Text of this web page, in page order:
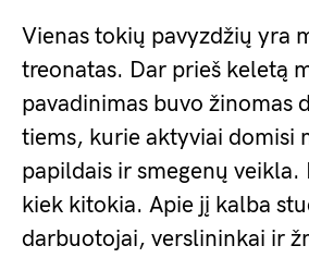
Vienas tokių pavyzdžių yra
treonatas. Dar prieš keletą
pavadinimas buvo žinomas
tiems, kurie aktyviai domisi
papildais ir smegenų veikla.
kiek kitokia. Apie jį kalba
darbuotojai, verslininkai ir